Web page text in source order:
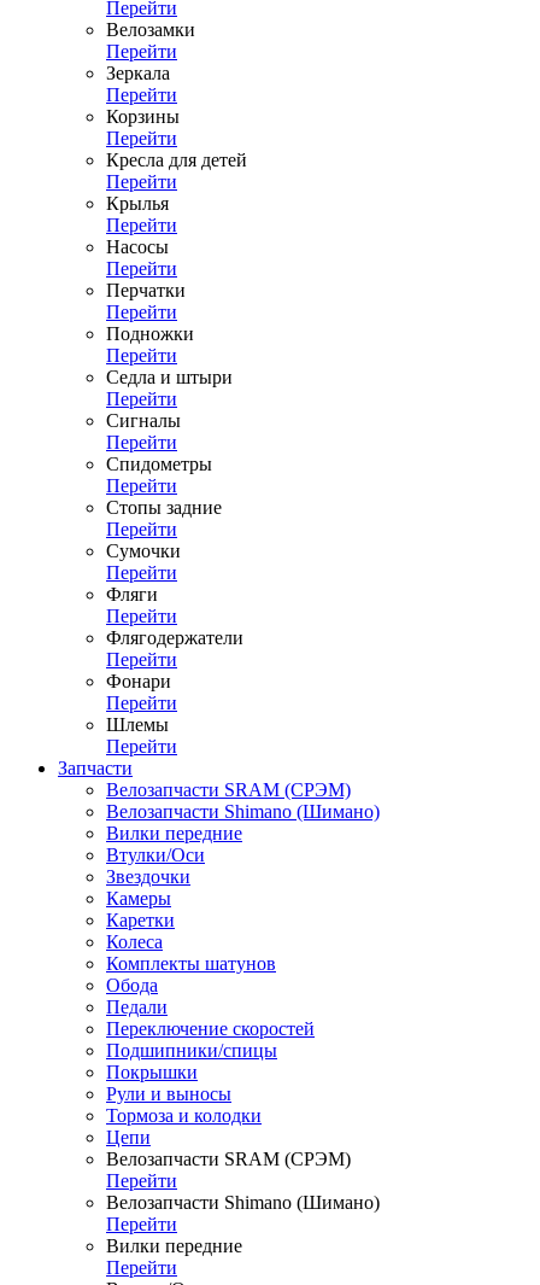
Перейти
Велозамки
Перейти
Зеркала
Перейти
Корзины
Перейти
Кресла для детей
Перейти
Крылья
Перейти
Насосы
Перейти
Перчатки
Перейти
Подножки
Перейти
Седла и штыри
Перейти
Сигналы
Перейти
Спидометры
Перейти
Стопы задние
Перейти
Сумочки
Перейти
Фляги
Перейти
Флягодержатели
Перейти
Фонари
Перейти
Шлемы
Перейти
Запчасти
Велозапчасти SRAM (СРЭМ)
Велозапчасти Shimano (Шимано)
Вилки передние
Втулки/Оси
Звездочки
Камеры
Каретки
Колеса
Комплекты шатунов
Обода
Педали
Переключение скоростей
Подшипники/спицы
Покрышки
Рули и выносы
Тормоза и колодки
Цепи
Велозапчасти SRAM (СРЭМ)
Перейти
Велозапчасти Shimano (Шимано)
Перейти
Вилки передние
Перейти